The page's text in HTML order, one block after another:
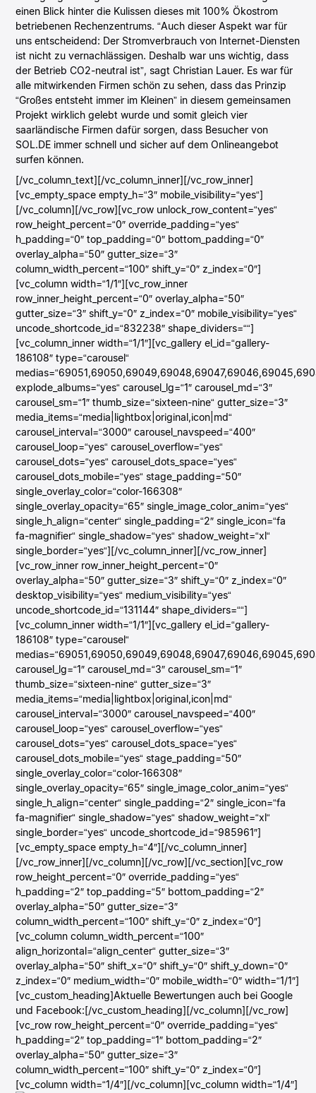
einen Blick hinter die Kulissen dieses mit 100% Ökostrom
betriebenen Rechenzentrums. “Auch dieser Aspekt war für
uns entscheidend: Der Stromverbrauch von Internet-Diensten
ist nicht zu vernachlässigen. Deshalb war uns wichtig, dass
der Betrieb CO2-neutral ist”, sagt Christian Lauer. Es war für
alle mitwirkenden Firmen schön zu sehen, dass das Prinzip
“Großes entsteht immer im Kleinen” in diesem gemeinsamen
Projekt wirklich gelebt wurde und somit gleich vier
saarländische Firmen dafür sorgen, dass Besucher von
SOL.DE immer schnell und sicher auf dem Onlineangebot
surfen können.
[/vc_column_text][/vc_column_inner][/vc_row_inner]
[vc_empty_space empty_h=“3″ mobile_visibility=“yes“]
[/vc_column][/vc_row][vc_row unlock_row_content=“yes“
row_height_percent=“0″ override_padding=“yes“
h_padding=“0″ top_padding=“0″ bottom_padding=“0″
overlay_alpha=“50″ gutter_size=“3″
column_width_percent=“100″ shift_y=“0″ z_index=“0″]
[vc_column width=“1/1″][vc_row_inner
row_inner_height_percent=“0″ overlay_alpha=“50″
gutter_size=“3″ shift_y=“0″ z_index=“0″ mobile_visibility=“yes“
uncode_shortcode_id=“832238″ shape_dividers=““]
[vc_column_inner width=“1/1″][vc_gallery el_id=“gallery-
186108″ type=“carousel“
explode_albums=“yes“ carousel_lg=“1″ carousel_md=“3″
carousel_sm=“1″ thumb_size=“sixteen-nine“ gutter_size=“3″
media_items=“media|lightbox|original,icon|md“
carousel_interval=“3000″ carousel_navspeed=“400″
carousel_loop=“yes“ carousel_overflow=“yes“
carousel_dots=“yes“ carousel_dots_space=“yes“
carousel_dots_mobile=“yes“ stage_padding=“50″
single_overlay_color=“color-166308″
single_overlay_opacity=“65″ single_image_color_anim=“yes“
single_h_align=“center“ single_padding=“2″ single_icon=“fa
fa-magnifier“ single_shadow=“yes“ shadow_weight=“xl“
single_border=“yes“][/vc_column_inner][/vc_row_inner]
[vc_row_inner row_inner_height_percent=“0″
overlay_alpha=“50″ gutter_size=“3″ shift_y=“0″ z_index=“0″
desktop_visibility=“yes“ medium_visibility=“yes“
uncode_shortcode_id=“131144″ shape_dividers=““]
[vc_column_inner width=“1/1″][vc_gallery el_id=“gallery-
186108″ type=“carousel“
carousel_lg=“1″ carousel_md=“3″ carousel_sm=“1″
thumb_size=“sixteen-nine“ gutter_size=“3″
media_items=“media|lightbox|original,icon|md“
carousel_interval=“3000″ carousel_navspeed=“400″
carousel_loop=“yes“ carousel_overflow=“yes“
carousel_dots=“yes“ carousel_dots_space=“yes“
carousel_dots_mobile=“yes“ stage_padding=“50″
single_overlay_color=“color-166308″
single_overlay_opacity=“65″ single_image_color_anim=“yes“
single_h_align=“center“ single_padding=“2″ single_icon=“fa
fa-magnifier“ single_shadow=“yes“ shadow_weight=“xl“
single_border=“yes“ uncode_shortcode_id=“985961″]
[vc_empty_space empty_h=“4″][/vc_column_inner]
[/vc_row_inner][/vc_column][/vc_row][/vc_section][vc_row
row_height_percent=“0″ override_padding=“yes“
h_padding=“2″ top_padding=“5″ bottom_padding=“2″
overlay_alpha=“50″ gutter_size=“3″
column_width_percent=“100″ shift_y=“0″ z_index=“0″]
[vc_column column_width_percent=“100″
align_horizontal=“align_center“ gutter_size=“3″
overlay_alpha=“50″ shift_x=“0″ shift_y=“0″ shift_y_down=“0″
z_index=“0″ medium_width=“0″ mobile_width=“0″ width=“1/1″]
[vc_custom_heading]Aktuelle Bewertungen auch bei Google
und Facebook:[/vc_custom_heading][/vc_column][/vc_row]
[vc_row row_height_percent=“0″ override_padding=“yes“
h_padding=“2″ top_padding=“1″ bottom_padding=“2″
overlay_alpha=“50″ gutter_size=“3″
column_width_percent=“100″ shift_y=“0″ z_index=“0″]
[vc_column width=“1/4″][/vc_column][vc_column width=“1/4″]